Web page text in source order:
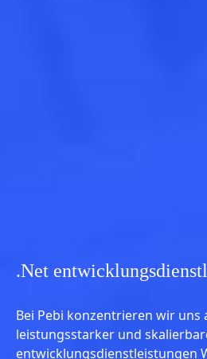
.Net
Bei Pebi konzentrieren wir uns
leistungsstarker und
entwicklungsdienstleistungen